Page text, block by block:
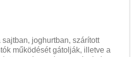
joghurtban, szárított
működését gátolják, illetve a